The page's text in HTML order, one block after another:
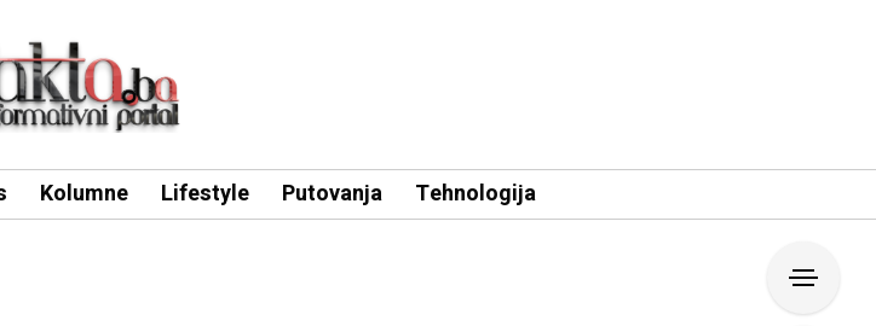
Kolumne Lifestyle Putovanja Tehnologija